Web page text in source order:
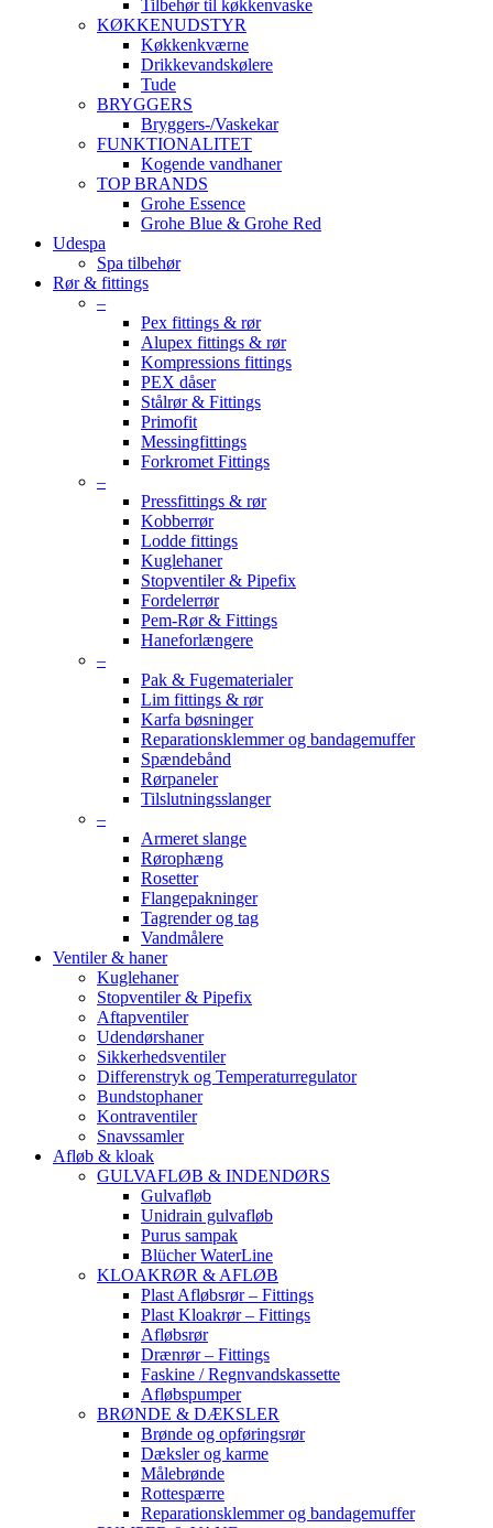
Tilbehør til køkkenvaske
KØKKENUDSTYR
Køkkenkværne
Drikkevandskølere
Tude
BRYGGERS
Bryggers-/Vaskekar
FUNKTIONALITET
Kogende vandhaner
TOP BRANDS
Grohe Essence
Grohe Blue & Grohe Red
Udespa
Spa tilbehør
Rør & fittings
–
Pex fittings & rør
Alupex fittings & rør
Kompressions fittings
PEX dåser
Stålrør & Fittings
Primofit
Messingfittings
Forkromet Fittings
–
Pressfittings & rør
Kobberrør
Lodde fittings
Kuglehaner
Stopventiler & Pipefix
Fordelerrør
Pem-Rør & Fittings
Haneforlængere
–
Pak & Fugematerialer
Lim fittings & rør
Karfa bøsninger
Reparationsklemmer og bandagemuffer
Spændebånd
Rørpaneler
Tilslutningsslanger
–
Armeret slange
Rørophæng
Rosetter
Flangepakninger
Tagrender og tag
Vandmålere
Ventiler & haner
Kuglehaner
Stopventiler & Pipefix
Aftapventiler
Udendørshaner
Sikkerhedsventiler
Differenstryk og Temperaturregulator
Bundstophaner
Kontraventiler
Snavssamler
Afløb & kloak
GULVAFLØB & INDENDØRS
Gulvafløb
Unidrain gulvafløb
Purus sampak
Blücher WaterLine
KLOAKRØR & AFLØB
Plast Afløbsrør – Fittings
Plast Kloakrør – Fittings
Afløbsrør
Drænrør – Fittings
Faskine / Regnvandskassette
Afløbspumper
BRØNDE & DÆKSLER
Brønde og opføringsrør
Dæksler og karme
Målebrønde
Rottespærre
Reparationsklemmer og bandagemuffer